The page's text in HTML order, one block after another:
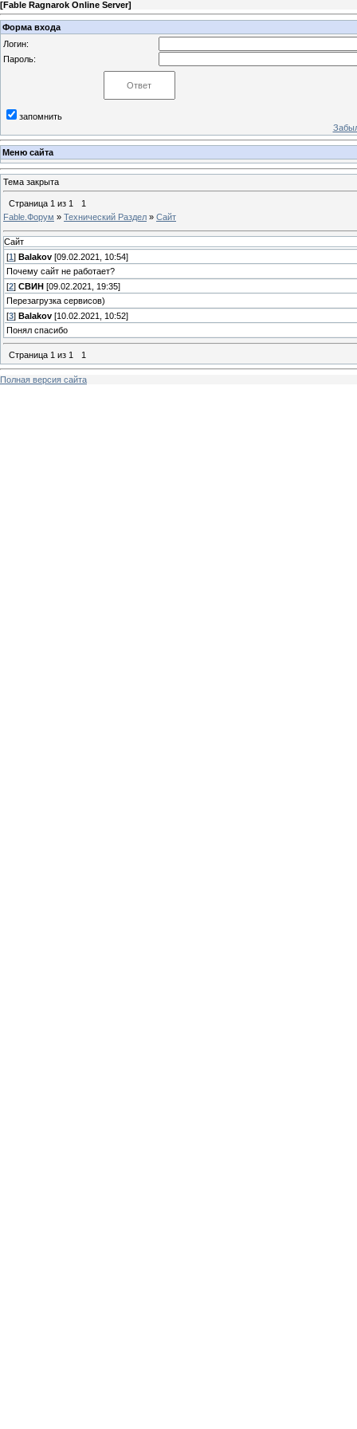
[Fable Ragnarok Online Server]
Форма входа
Логин:
Пароль:
запомнить
Меню сайта
Тема закрыта
Страница 1 из 1
1
Fable.Форум » Технический Раздел » Сайт
Сайт
[1 ] Balakov [09.02.2021, 10:54]
Почему сайт не работает?
[2] СВИН [09.02.2021, 19:35]
Перезагрузка сервисов)
[3] Balakov [10.02.2021, 10:52]
Понял спасибо
Страница 1 из 1 1
Полная версия сайта